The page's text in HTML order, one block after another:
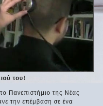
του!
Πανεπιστήμιο της Νέας
την επέμβαση σε ένα